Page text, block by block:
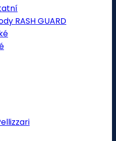
RASH GUARD